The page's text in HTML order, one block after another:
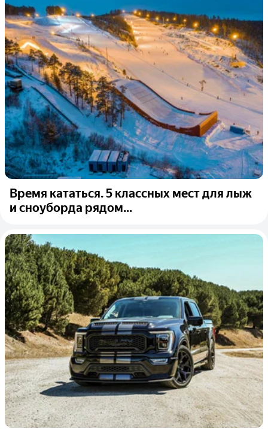
Время кататься. 5 классных мест для лыж
и сноуборда рядом...